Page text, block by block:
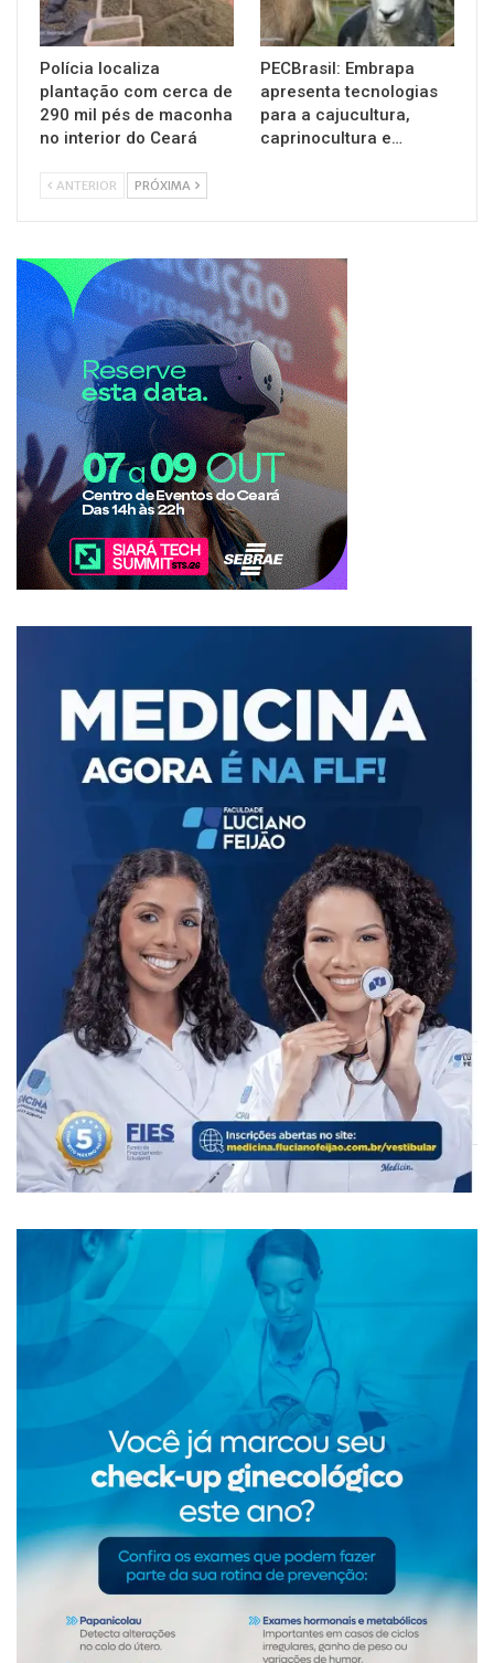
Polícia localiza
plantação com cerca de
290 mil pés de maconha
no interior do Ceará
PECBrasil: Embrapa
apresenta tecnologias
para a cajucultura,
caprinocultura e…
ANTERIOR PRÓXIMA